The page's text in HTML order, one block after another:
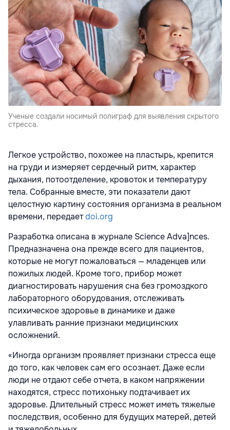
Ученые создали носимый полиграф для выявления скрытого
стресса.
Легкое устройство, похожее на пластырь, крепится
на груди и измеряет сердечный ритм, характер
дыхания, потоотделение, кровоток и температуру
тела. Собранные вместе, эти показатели дают
целостную картину состояния организма в реальном
времени, передаетdoi.org
Разработка описана в журнале Science Adva]nces.
Предназначена она прежде всего для пациентов,
которые не могут пожаловаться — младенцев или
пожилых людей. Кроме того, прибор может
диагностировать нарушения сна без громоздкого
лабораторного оборудования, отслеживать
психическое здоровье в динамике и даже
улавливать ранние признаки медицинских
осложнений.
«Иногда организм проявляет признаки стресса еще
до того, как человек сам его осознает. Даже если
люди не отдают себе отчета, в каком напряжении
находятся, стресс потихоньку подтачивает их
здоровье. Длительный стресс может иметь тяжелые
последствия, особенно для будущих матерей, детей